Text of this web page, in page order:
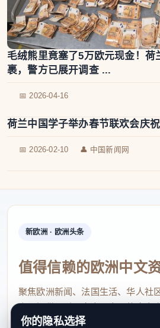
毛绒熊里竟塞了5万欧元现金！荷
裹，警方已展开调查 ...
📅 2026-04-16
荷兰中国学子举办春节联欢会庆
📅 2026-02-10 👤 中国新闻网
新欧洲 · 欧洲头条
值得信赖的欧洲中文
聚焦欧洲新闻、法国生活、华人社
点，提供及时、真实、实用的中文
速了解欧洲动态。
你的隐私选择